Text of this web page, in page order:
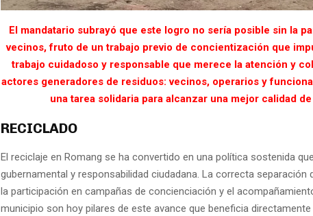
El mandatario subrayó que este logro no sería posible sin la
vecinos, fruto de un trabajo previo de concientización que
trabajo cuidadoso y responsable que merece la atención y
actores generadores de residuos: vecinos, operarios y
una tarea solidaria para alcanzar una mejor calidad de
RECICLADO
El reciclaje en Romang se ha convertido en una política sostenida
gubernamental y responsabilidad ciudadana. La correcta separación
la participación en campañas de concienciación y el
municipio son hoy pilares de este avance que beneficia